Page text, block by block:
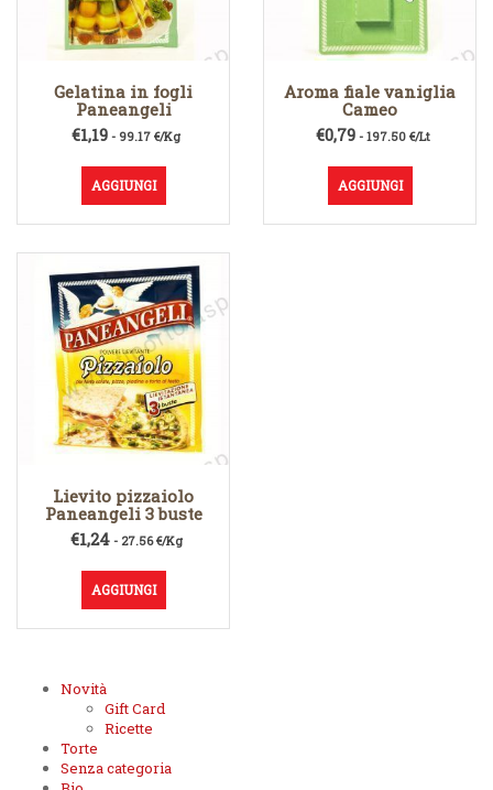
Gelatina in fogli
Paneangeli
€1,19 - 99.17 €/Kg
AGGIUNGI
Aroma fiale vaniglia
Cameo
€0,79- 197.50 €/Lt
AGGIUNGI
Lievito pizzaiolo
Paneangeli 3 buste
€1,24- 27.56 €/Kg
AGGIUNGI
Novità
Gift Card
Ricette
Torte
Senza categoria